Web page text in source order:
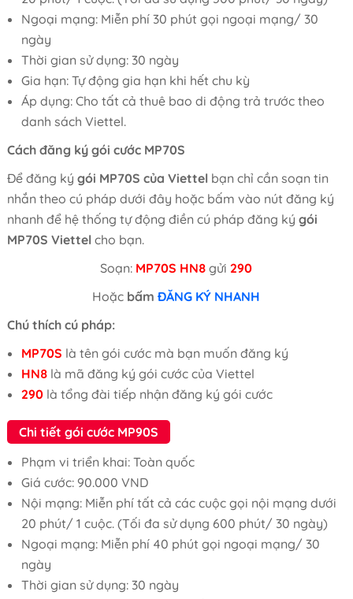
Ngoại mạng: Miễn phí 30 phút gọi ngoại mạng/ 30
ngày
Thời gian sử dụng: 30 ngày
Gia hạn: Tự động gia hạn khi hết chu kỳ
Áp dụng: Cho tất cả thuê bao di động trả trước theo
danh sách Viettel.
Cách đăng ký gói cước MP70S
Để đăng ký gói MP70S của Viettel bạn chỉ cần soạn tin
nhắn theo cú pháp dưới đây hoặc bấm vào nút đăng ký
nhanh để hệ thống tự động điền cú pháp đăng ký gói
MP70S Viettel cho bạn.
Soạn: MP70S HN8 gửi290
Hoặc bấmĐĂNG KÝ NHANH
Chú thích cú pháp:
MP70S là tên gói cước mà bạn muốn đăng ký
HN8là mã đăng ký gói cước của Viettel
290là tổng đài tiếp nhận đăng ký gói cước
Chi tiết gói cước MP90S
Phạm vi triển khai: Toàn quốc
Giá cước: 90.000 VND
Nội mạng: Miễn phí tất cả các cuộc gọi nội mạng dưới
20 phút/ 1 cuộc. (Tối đa sử dụng 600 phút/ 30 ngày)
Ngoại mạng: Miễn phí 40 phút gọi ngoại mạng/ 30
ngày
Thời gian sử dụng: 30 ngày